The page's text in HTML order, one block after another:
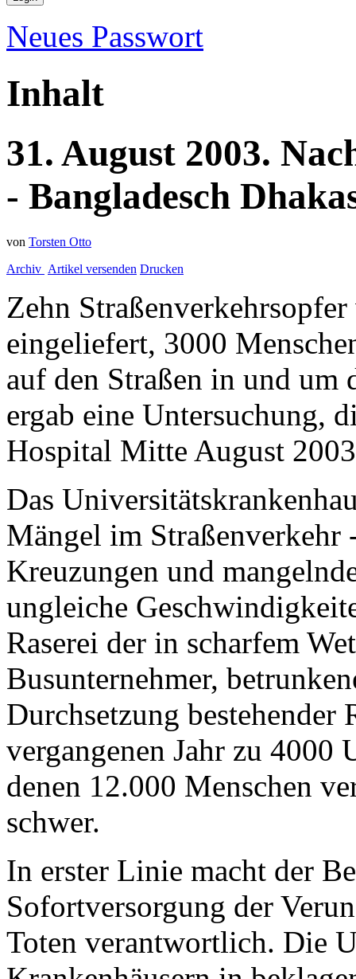
Neues Passwort
Inhalt
31. August 2003.
- Bangladesch
von Torsten Otto
Archiv Artikel versenden Drucken
Zehn
eingeliefert, 3000
auf den Straßen in und um
ergab eine Untersuchung,
Hospital Mitte August
Das
Mängel im Straßenverkehr
Kreuzungen und
ungleiche
Raserei der in scharfem
Busunternehmer,
Durchsetzung bestehender
vergangenen Jahr zu
denen 12.000 Menschen
schwer.
In erster Linie macht der
Sofortversorgung der
Toten verantwortlich. Die